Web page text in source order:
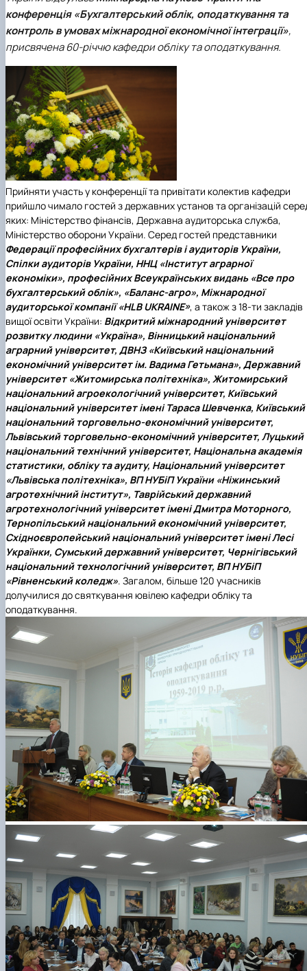
конференція «Бухгалтерський облік, оподаткування та
контроль в умовах міжнародної економічної інтеграції»,
присвячена 60-річчю кафедри обліку та оподаткування.
Прийняти участь у конференції та привітати колектив кафедри
прийшло чимало гостей з державних установ та організацій
яких: Міністерство фінансів, Державна аудиторська служба,
Міністерство оборони України. Серед гостей представники
Федерації професійних бухгалтерів і аудиторів України,
Спілки аудиторів України, ННЦ «Інститут аграрної
економіки», професійних Всеукраїнських видань «Все про
бухгалтерський облік», «Баланс-агро», Міжнародної
аудиторської компанії «HLB UKRAINE», а також з 18-ти закладів
вищої освіти України: Відкритий міжнародний університет
розвитку людини «Україна», Вінницький національний
аграрний університет, ДВНЗ «Київський національний
економічний університет ім. Вадима Гетьмана», Державний
університет «Житомирська політехніка», Житомирський
національний агроекологічний університет, Київський
національний університет імені Тараса Шевченка, Київський
національний торговельно-економічний університет,
Львівський торговельно-економічний університет, Луцький
національний технічний університет, Національна академія
статистики, обліку та аудиту, Національний університет
«Львівська політехніка», ВП НУБіП України «Ніжинський
агротехнічний інститут», Таврійський державний
агротехнологічний університет імені Дмитра Моторного,
Тернопільський національний економічний університет,
Східноєвропейський національний університет імені Лесі
Українки, Сумський державний університет, Чернігівський
національний технологічний університет, ВП НУБіП
«Рівненський коледж». Загалом, більше 120 учасників
долучилися до святкування ювілею кафедри обліку та
оподаткування.